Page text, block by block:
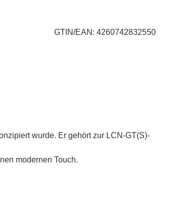
GTIN/EAN: 4260742832550
wurde. Er gehört zur LCN-GT(S)-
modernen Touch.